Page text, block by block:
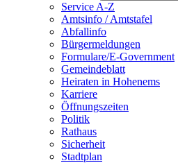
Service A-Z
Amtsinfo / Amtstafel
Abfallinfo
Bürgermeldungen
Formulare/E-Government
Gemeindeblatt
Heiraten in Hohenems
Karriere
Öffnungszeiten
Politik
Rathaus
Sicherheit
Stadtplan